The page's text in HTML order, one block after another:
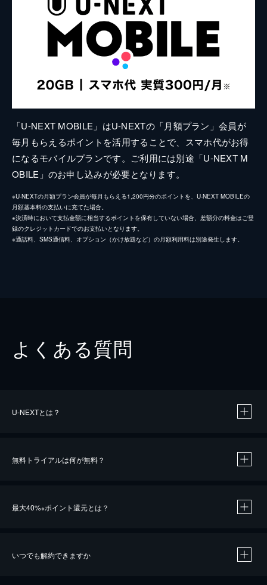
「U-NEXT MOBILE」はU-NEXTの「月額プラン」会員が
毎月もらえるポイントを活用することで、スマホ代がお得
になるモバイルプランです。ご利用には別途「U-NEXT M
OBILE」のお申し込みが必要となります。
※U-NEXTの月額プラン会員が毎月もらえる1,200円分のポイントを、U-NEXT MOBILEの
月額基本料の支払いに充てた場合。
※決済時において支払金額に相当するポイントを保有していない場合、差額分の料金はご登
録のクレジットカードでのお支払いとなります。
※通話料、SMS通信料、オプション（かけ放題など）の月額利用料は別途発生します。
よくある質問
U-NEXTとは？
無料トライアルは何が無料？
最大40%※ポイント還元とは？
いつでも解約できますか